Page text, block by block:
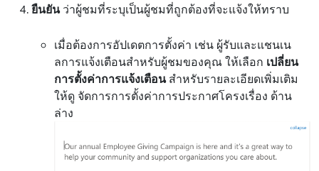
ยืนยันว่าผู้ชมที่ระบุเป็นผู้ชมที่ถูกต้องที่จะแจ้งให้ทราบ
เมื่อต้องการอัปเดตการตั้งค่า เช่น ผู้รับและแชนเน
ลการแจ้งเตือนสําหรับผู้ชมของคุณ ให้เลือก เปลี่ยน
การตั้งค่าการแจ้งเตือนสําหรับรายละเอียดเพิ่มเติม
ให้ดู จัดการการตั้งค่าการประกาศโครงเรื่อง ด้าน
ล่าง